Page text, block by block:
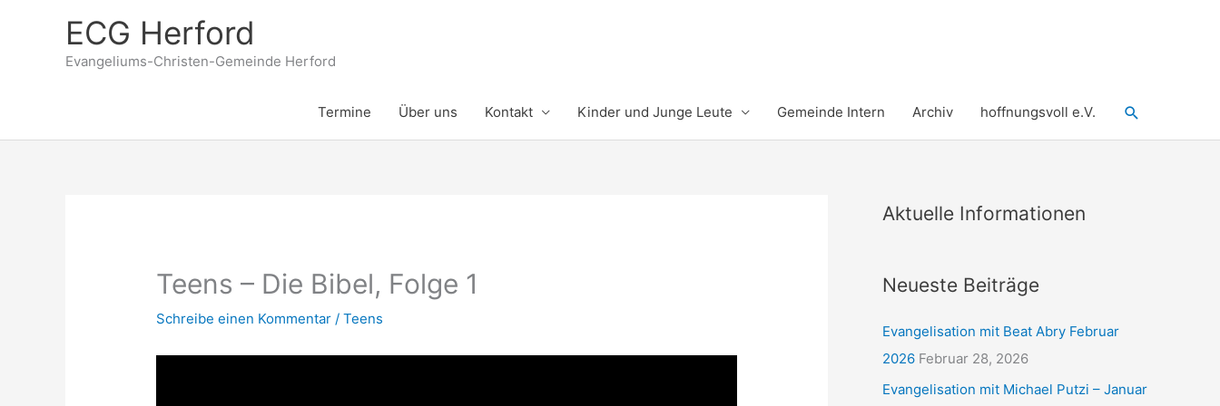
ECG Herford
Evangeliums-Christen-Gemeinde Herford
Termine Über uns Kontakt Kinder und Junge Leute Gemeinde Intern Archiv hoffnungsvoll e.V. Suchen
Teens – Die Bibel, Folge 1
Schreibe einen Kommentar /Teens
Aktuelle Informationen
Neueste Beiträge
Evangelisation mit Beat Abry Februar
2026 Februar 28, 2026
Evangelisation mit Michael Putzi – Januar